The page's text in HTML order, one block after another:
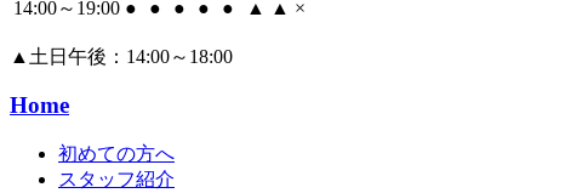
14:00～19:00 ● ● ● ● ● ▲ ▲ ×
▲ 土日午後：14:00～18:00
Home
初めての方へ
スタッフ紹介